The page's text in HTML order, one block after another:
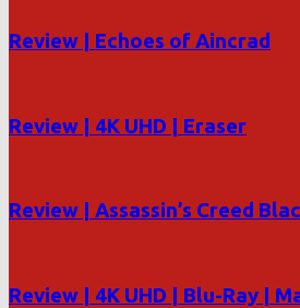
Review | Echoes of Aincrad
Review | 4K UHD | Eraser
Review | Assassin’s Creed
Review | 4K UHD | Blu-Ray |